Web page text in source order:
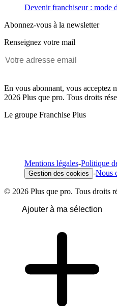
Devenir franchiseur : mode
Abonnez-vous à la newsletter
Renseignez votre mail
En vous abonnant, vous acceptez
2026 Plus que pro. Tous droits
Le groupe Franchise Plus
Mentions légales-Politique
Gestion des cookies -Nous
© 2026 Plus que pro. Tous droits
Ajouter à ma sélection